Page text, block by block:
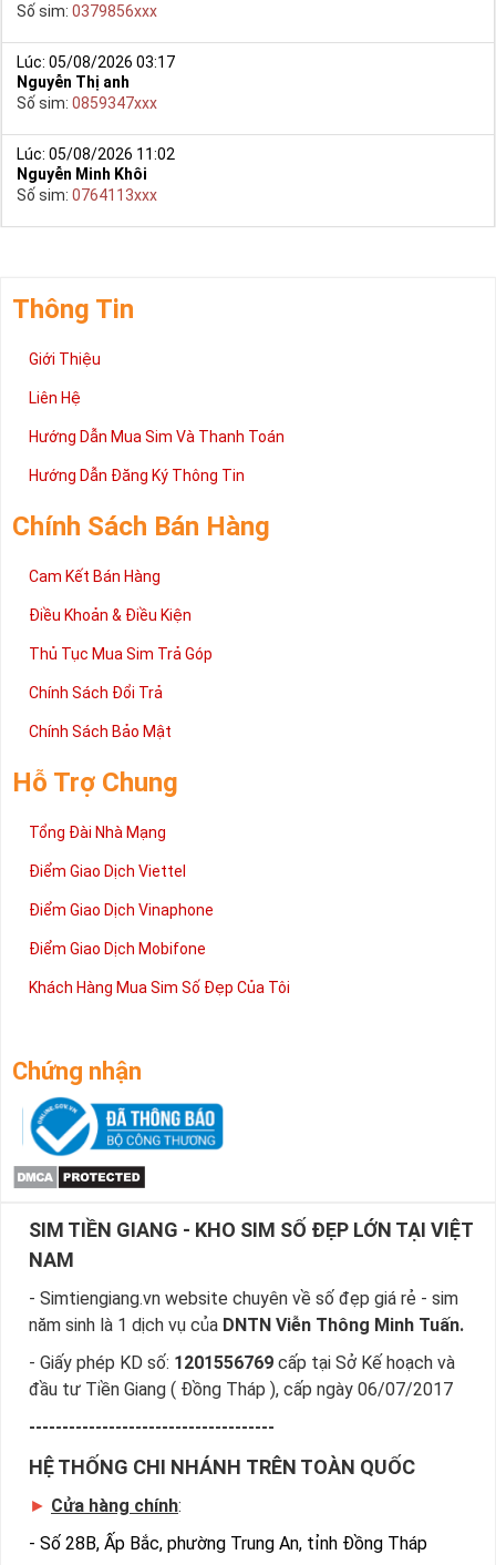
Số sim: 0379856xxx
Lúc: 05/08/2026 03:17
Nguyễn Thị anh
Số sim: 0859347xxx
Lúc: 05/08/2026 11:02
Nguyễn Minh Khôi
Số sim: 0764113xxx
Thông Tin
Giới Thiệu
Liên Hệ
Hướng Dẫn Mua Sim Và Thanh Toán
Hướng Dẫn Đăng Ký Thông Tin
Chính Sách Bán Hàng
Cam Kết Bán Hàng
Điều Khoản & Điều Kiện
Thủ Tục Mua Sim Trả Góp
Chính Sách Đổi Trả
Chính Sách Bảo Mật
Hỗ Trợ Chung
Tổng Đài Nhà Mạng
Điểm Giao Dịch Viettel
Điểm Giao Dịch Vinaphone
Điểm Giao Dịch Mobifone
Khách Hàng Mua Sim Số Đẹp Của Tôi
Chứng nhận
SIM TIỀN GIANG - KHO SIM SỐ ĐẸP LỚN TẠI VIỆT
NAM
- Simtiengiang.vn website chuyên về số đẹp giá rẻ - sim
năm sinh là 1 dịch vụ của DNTN Viễn Thông Minh Tuấn.
- Giấy phép KD số: 1201556769 cấp tại Sở Kế hoạch và
đầu tư Tiền Giang ( Đồng Tháp ), cấp ngày 06/07/2017
-------------------------------------
HỆ THỐNG CHI NHÁNH TRÊN TOÀN QUỐC
► Cửa hàng chính:
- Số 28B, Ấp Bắc, phường Trung An, tỉnh Đồng Tháp